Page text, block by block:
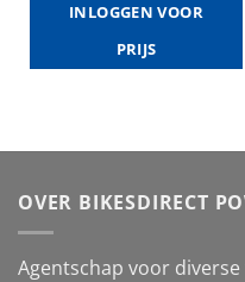
INLOGGEN VOOR
PRIJS
OVER BIKESDIRECT
Agentschap voor